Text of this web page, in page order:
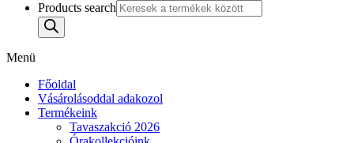
Products search
Menü
Főoldal
Vásárolásoddal adakozol
Termékeink
Tavaszakció 2026